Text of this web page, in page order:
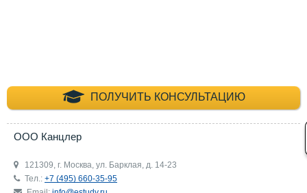
ПОЛУЧИТЬ КОНСУЛЬТАЦИЮ
+7 (495) 660-35-
ООО Канцлер
121309, г. Москва, ул. Барклая, д. 14-23
Тел.: +7 (495) 660-35-95